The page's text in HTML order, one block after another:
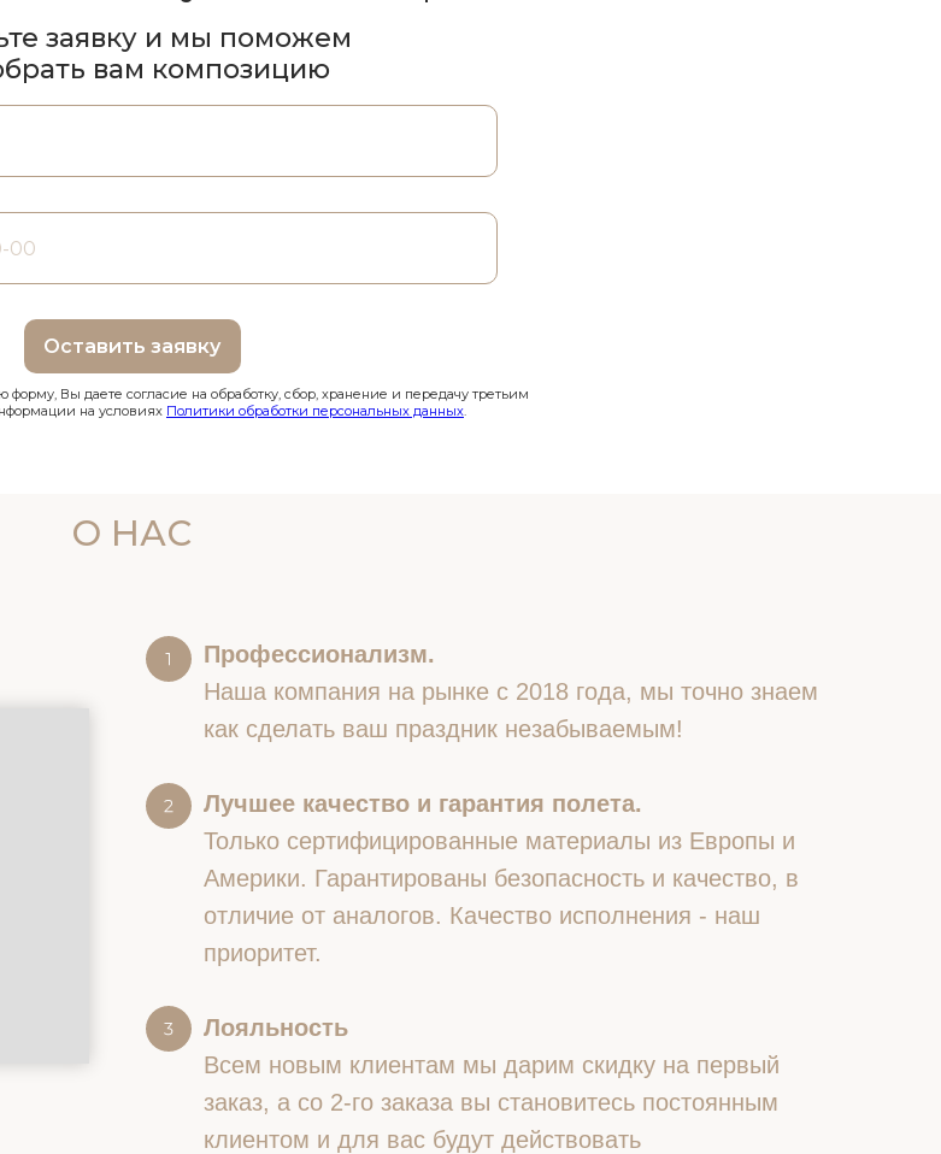
Оставить заявку
заявку и мы поможем
вам композицию
Вы даете согласие на обработку, сбор, хранение и передачу третьим
на условиях Политики обработки персональных данных.
О НАС
Профессионализм.
Наша компания на рынке с 2018 года, мы точно знаем
как сделать ваш праздник незабываемым!
Лучшее качество и гарантия полета.
Только сертифицированные материалы из Европы и
Америки. Гарантированы безопасность и качество, в
отличие от аналогов. Качество исполнения - наш
приоритет.
Лояльность
Всем новым клиентам мы дарим скидку на первый
заказ, а со 2-го заказа вы становитесь постоянным
клиентом и для вас будут действовать